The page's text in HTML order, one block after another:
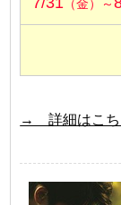
（金）～
→ 詳細はこち